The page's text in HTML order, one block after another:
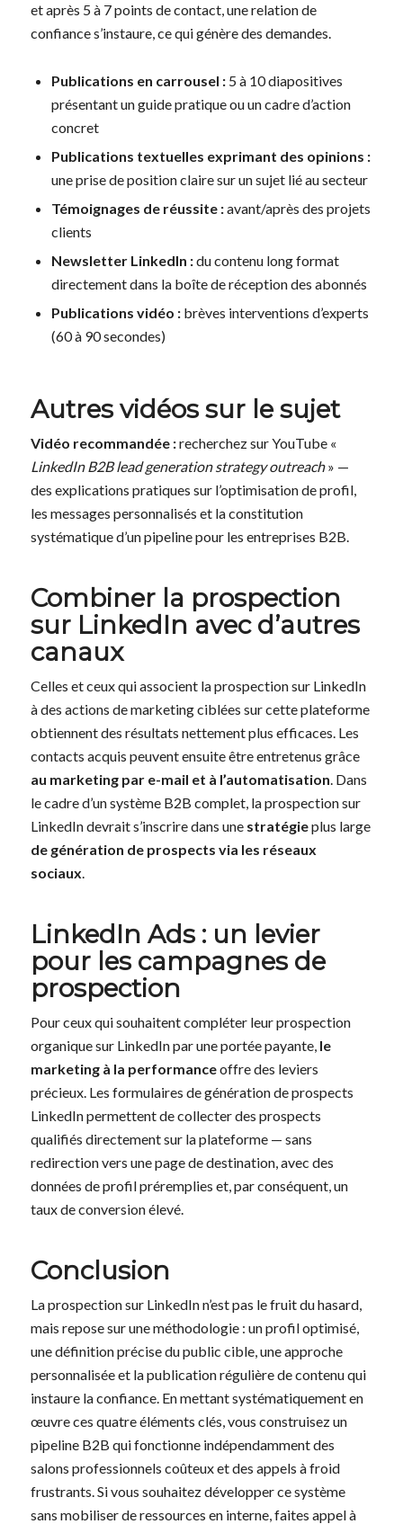
et après 5 à 7 points de contact, une relation de
confiance s’instaure, ce qui génère des demandes.
Publications en carrousel :5 à 10 diapositives
présentant un guide pratique ou un cadre d’action
concret
Publications textuelles exprimant des opinions :
une prise de position claire sur un sujet lié au secteur
Témoignages de réussite :avant/après des projets
clients
Newsletter LinkedIn :du contenu long format
directement dans la boîte de réception des abonnés
Publications vidéo :brèves interventions d’experts
(60 à 90 secondes)
Autres vidéos sur le sujet
Vidéo recommandée :recherchez sur YouTube «
LinkedIn B2B lead generation strategy outreach» —
des explications pratiques sur l’optimisation de profil,
les messages personnalisés et la constitution
systématique d’un pipeline pour les entreprises B2B.
Combiner la prospection
sur LinkedIn avec d’autres
canaux
Celles et ceux qui associent la prospection sur LinkedIn
à des actions de marketing ciblées sur cette plateforme
obtiennent des résultats nettement plus efficaces. Les
contacts acquis peuvent ensuite être entretenus grâce
au marketing par e-mail et à l’automatisation. Dans
le cadre d’un système B2B complet, la prospection sur
LinkedIn devrait s’inscrire dans une stratégieplus large
de génération de prospects via les réseaux
sociaux.
LinkedIn Ads : un levier
pour les campagnes de
prospection
Pour ceux qui souhaitent compléter leur prospection
organique sur LinkedIn par une portée payante, le
marketing à la performanceoffre des leviers
précieux. Les formulaires de génération de prospects
LinkedIn permettent de collecter des prospects
qualifiés directement sur la plateforme — sans
redirection vers une page de destination, avec des
données de profil préremplies et, par conséquent, un
taux de conversion élevé.
Conclusion
La prospection sur LinkedIn n’est pas le fruit du hasard,
mais repose sur une méthodologie : un profil optimisé,
une définition précise du public cible, une approche
personnalisée et la publication régulière de contenu qui
instaure la confiance. En mettant systématiquement en
œuvre ces quatre éléments clés, vous construisez un
pipeline B2B qui fonctionne indépendamment des
salons professionnels coûteux et des appels à froid
frustrants. Si vous souhaitez développer ce système
sans mobiliser de ressources en interne, faites appel à